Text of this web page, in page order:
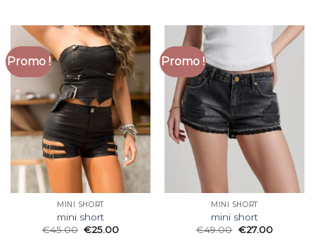
Promo !
MINI SHORT
mini short
€45.00 €25.00
Promo !
MINI SHORT
mini short
€49.00 €27.00